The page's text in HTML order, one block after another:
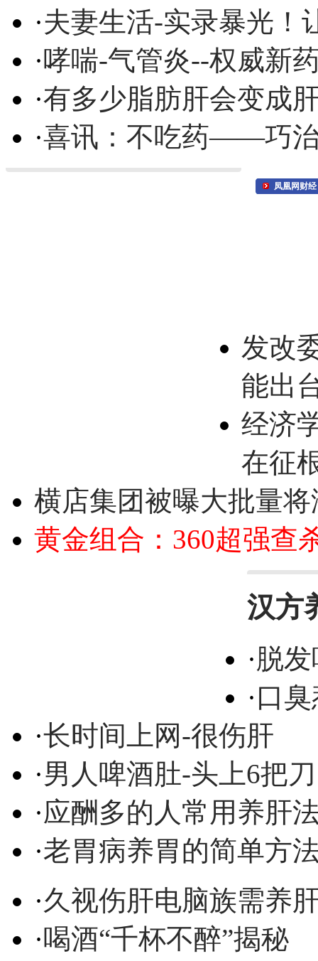
·夫妻生活-实录暴光！
·哮喘-气管炎--权威新
·有多少脂肪肝会变成
·喜讯：不吃药——巧
凤凰网财经
发改
能出
经济
在征
横店集团被曝大批量
黄金组合：360超强查
汉方
·脱
·口
·长时间上网-很伤肝
·男人啤酒肚-头上6把刀
·应酬多的人常用养肝
·老胃病养胃的简单方
·久视伤肝电脑族需养
·喝酒“千杯不醉”揭秘